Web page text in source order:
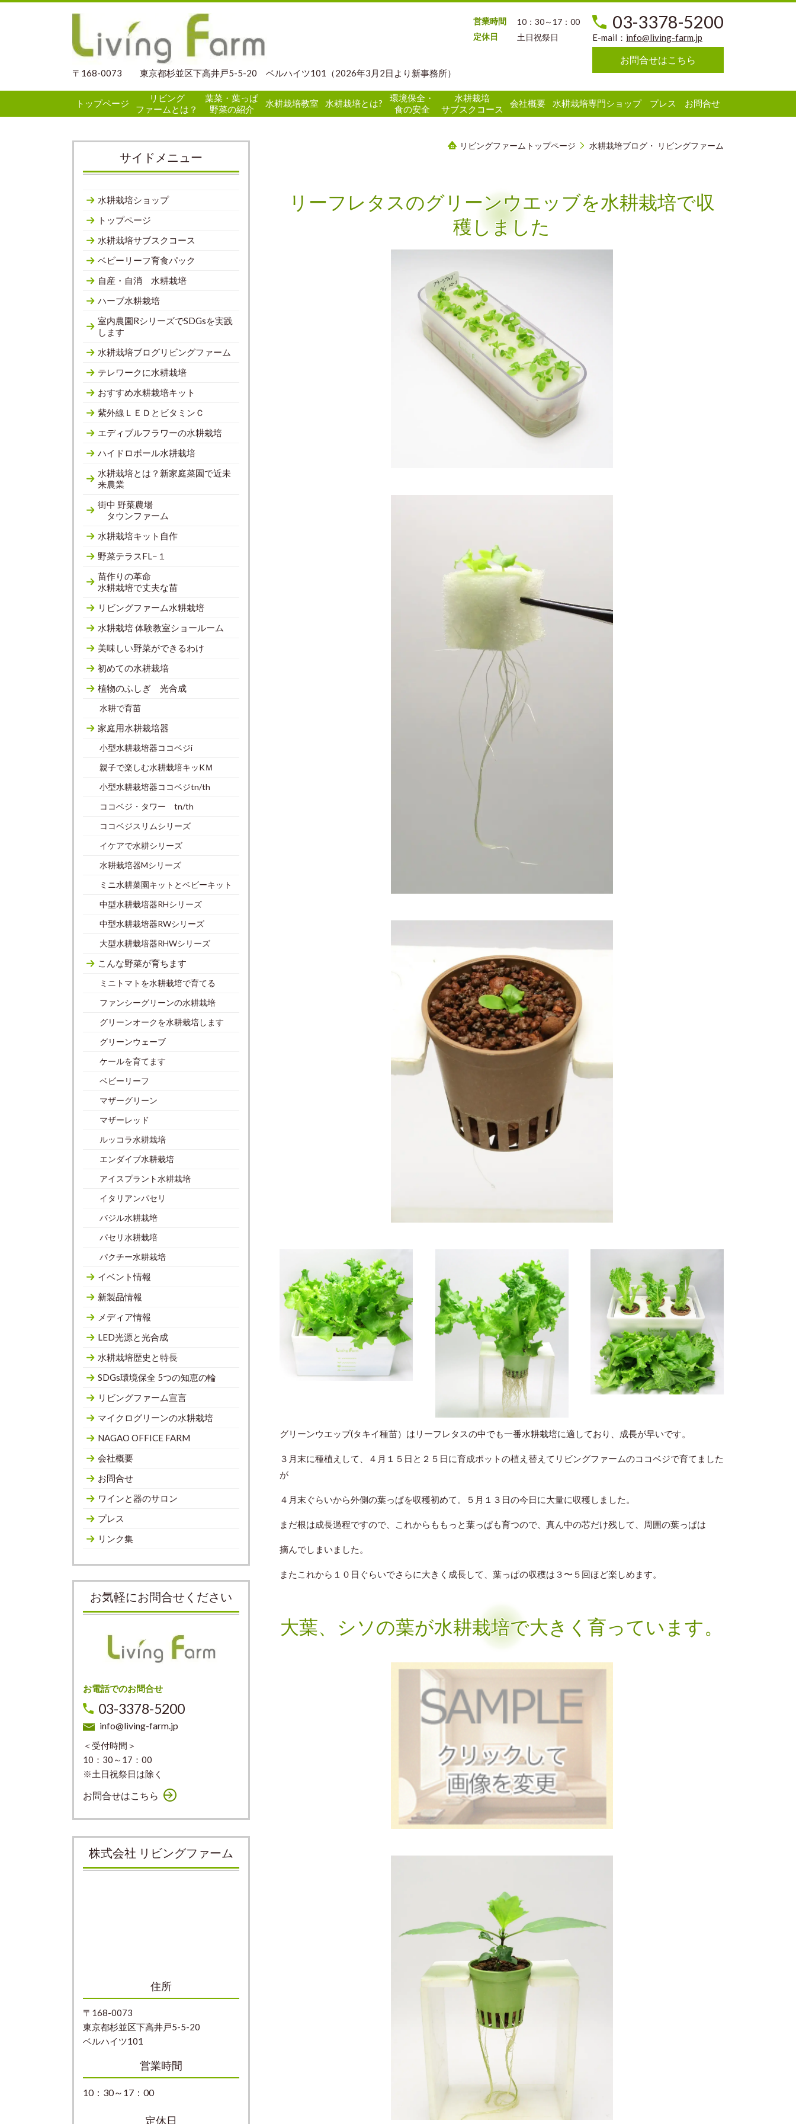
〒168-0073 東京都杉並区下高井戸5-5-20 ベルハイツ101（2026年3月2日より新事務所）
営業時間
10：30～17：00
定休日
土日祝祭日
03-3378-5200
E-mail： info@living-farm.jp
お問合せはこちら
トップページ
リビング
ファームとは？
葉菜・葉っぱ
野菜の紹介
水耕栽培教室 水耕栽培とは?
環境保全・
食の安全
水耕栽培
サブスクコース
会社概要 水耕栽培専門ショップ プレス お問合せ
リビングファームトップページ 水耕栽培ブログ・ リビングファーム
リーフレタスのグリーンウエッブを水耕栽培で収
穫しました
グリーンウエッブ(タキイ種苗）はリーフレタスの中でも一番水耕栽培に適しており、成長が早いです。
３月末に種植えして、４月１５日と２５日に育成ポットの植え替えてリビングファームのココベジで育てました
が
４月末ぐらいから外側の葉っぱを収穫初めて。５月１３日の今日に大量に収穫しました。
まだ根は成長過程ですので、これからももっと葉っぱも育つので、真ん中の芯だけ残して、周囲の葉っぱは
摘んでしまいました。
またこれから１０日ぐらいでさらに大きく成長して、葉っぱの収穫は３〜５回ほど楽しめます。
大葉、シソの葉が水耕栽培で大きく育っています。
サイドメニュー
水耕栽培ショップ
トップページ
水耕栽培サブスクコース
ベビーリーフ育食パック
自産・自消 水耕栽培
ハーブ水耕栽培
室内農園RシリーズでSDGsを実践
します
水耕栽培ブログリビングファーム
テレワークに水耕栽培
おすすめ水耕栽培キット
紫外線ＬＥＤとビタミンＣ
エディブルフラワーの水耕栽培
ハイドロボール水耕栽培
水耕栽培とは？新家庭菜園で近未
来農業
街中 野菜農場
タウンファーム
水耕栽培キット自作
野菜テラスFL−１
苗作りの革命
水耕栽培で丈夫な苗
リビングファーム水耕栽培
水耕栽培 体験教室ショールーム
美味しい野菜ができるわけ
初めての水耕栽培
植物のふしぎ 光合成
水耕で育苗
家庭用水耕栽培器
小型水耕栽培器ココベジi
親子で楽しむ水耕栽培キッKＭ
小型水耕栽培器ココベジtn/th
ココベジ・タワー tn/th
ココベジスリムシリーズ
イケアで水耕シリーズ
水耕栽培器Mシリーズ
ミニ水耕菜園キットとベビーキット
中型水耕栽培器RHシリーズ
中型水耕栽培器RWシリーズ
大型水耕栽培器RHWシリーズ
こんな野菜が育ちます
ミニトマトを水耕栽培で育てる
ファンシーグリーンの水耕栽培
グリーンオークを水耕栽培します
グリーンウェーブ
ケールを育てます
ベビーリーフ
マザーグリーン
マザーレッド
ルッコラ水耕栽培
エンダイブ水耕栽培
アイスプラント水耕栽培
イタリアンパセリ
バジル水耕栽培
パセリ水耕栽培
パクチー水耕栽培
イベント情報
新製品情報
メディア情報
LED光源と光合成
水耕栽培歴史と特長
SDGs環境保全 5つの知恵の輪
リビングファーム宣言
マイクログリーンの水耕栽培
NAGAO OFFICE FARM
会社概要
お問合せ
ワインと器のサロン
プレス
リンク集
お気軽にお問合せください
お電話でのお問合せ
03-3378-5200
info@living-farm.jp
＜受付時間＞
10：30～17：00
※土日祝祭日は除く
お問合せはこちら
株式会社 リビングファーム
住所
〒168-0073
東京都杉並区下高井戸5-5-20
ベルハイツ101
営業時間
10：30～17：00
定休日